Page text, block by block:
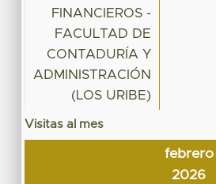
FINANCIEROS -
FACULTAD DE
CONTADURÍA Y
ADMINISTRACIÓN
(LOS URIBE)
Visitas al mes
febrero
2026